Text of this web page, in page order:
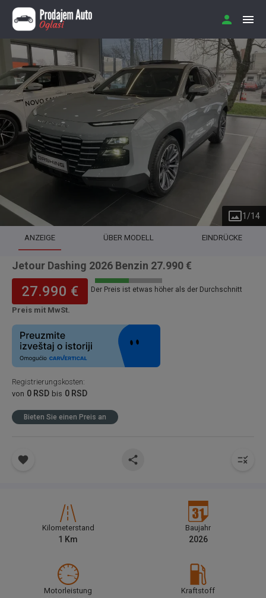
1 /14
ANZEIGE ÜBER MODELL EINDRÜCKE
Jetour Dashing 2026 Benzin 27.990 €
27.990 €
Preis mit MwSt.
Der Preis ist etwas höher als der Durchschnitt
Registrierungskosten:
von 0 RSD bis 0 RSD
Bieten Sie einen Preis an
Kilometerstand
1 Km
Baujahr
2026
Motorleistung Kraftstoff